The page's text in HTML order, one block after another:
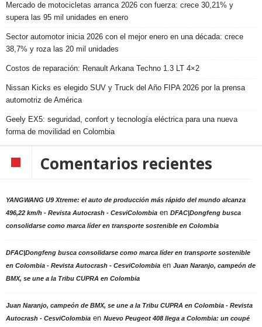
Mercado de motocicletas arranca 2026 con fuerza: crece 30,21% y
supera las 95 mil unidades en enero
Sector automotor inicia 2026 con el mejor enero en una década: crece
38,7% y roza las 20 mil unidades
Costos de reparación: Renault Arkana Techno 1.3 LT 4×2
Nissan Kicks es elegido SUV y Truck del Año FIPA 2026 por la prensa
automotriz de América
Geely EX5: seguridad, confort y tecnología eléctrica para una nueva
forma de movilidad en Colombia
Comentarios recientes
YANGWANG U9 Xtreme: el auto de producción más rápido del mundo alcanza
496,22 km/h - Revista Autocrash - CesviColombia en DFAC|Dongfeng busca
consolidarse como marca líder en transporte sostenible en Colombia
DFAC|Dongfeng busca consolidarse como marca líder en transporte sostenible
en Colombia - Revista Autocrash - CesviColombia en Juan Naranjo, campeón de
BMX, se une a la Tribu CUPRA en Colombia
Juan Naranjo, campeón de BMX, se une a la Tribu CUPRA en Colombia - Revista
Autocrash - CesviColombia en Nuevo Peugeot 408 llega a Colombia: un coupé